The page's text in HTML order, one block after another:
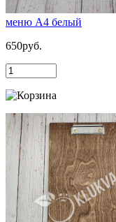
меню А4 белый
650руб.